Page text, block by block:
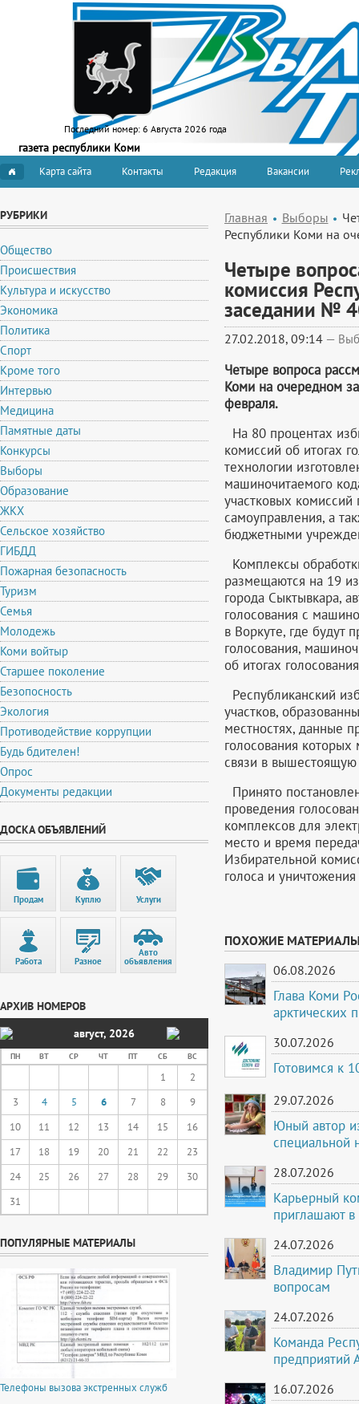
Последний номер: 6 Августа 2026 года
газета республики Коми
Карта сайта Контакты Редакция Вакансии
РУБРИКИ
Общество
Происшествия
Культура и искусство
Экономика
Политика
Спорт
Кроме того
Интервью
Медицина
Памятные даты
Конкурсы
Выборы
Образование
ЖКХ
Сельское хозяйство
ГИБДД
Пожарная безопасность
Туризм
Семья
Молодежь
Коми войтыр
Старшее поколение
Безопосность
Экология
Противодействие коррупции
Будь бдителен!
Опрос
Документы редакции
ДОСКА ОБЪЯВЛЕНИЙ
Продам Куплю Услуги
Работа Разное
Авто
объявления
АРХИВ НОМЕРОВ
август, 2026
ПН ВТ СР ЧТ ПТ СБ ВС
1
2
3
4 5 6 7 8
9
10
11 12 13 14 15
16
17
18 19 20 21 22
23
24
25 26 27 28 29
30
31
ПОПУЛЯРНЫЕ МАТЕРИАЛЫ
Телефоны вызова экстренных служб
Главная Выборы
Республики Коми на
Четыре
комиссия
заседании №
27.02.2018, 09:14 —
Четыре вопроса
Коми на очередном
февраля.
На 80 процентах
комиссий об итогах
технологии
машиночитаемого
участковых комиссий
самоуправления, а
бюджетными
Комплексы
размещаются на 19
города Сыктывкара,
голосования с
в Воркуте, где будут
голосования,
об итогах
Республиканский
участков,
местностях, данные
голосования которых
связи в
Принято
проведения
комплексов для
место и время
Избирательной
голоса и
ПОХОЖИЕ
06.08.2026
Глава Коми
арктических
30.07.2026
Готовимся к
29.07.2026
Юный автор
специальной
28.07.2026
Карьерный
приглашают
24.07.2026
Владимир
вопросам
24.07.2026
Команда
предприятий
16.07.2026